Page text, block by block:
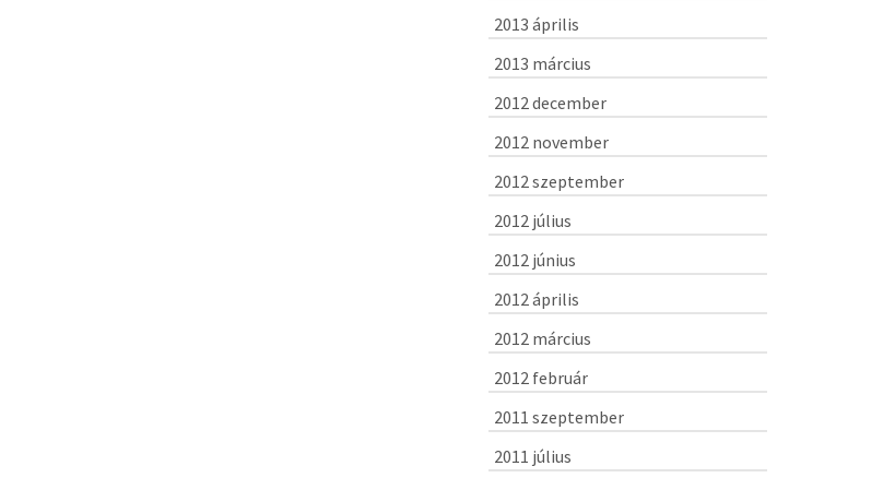
2013 április
2013 március
2012 december
2012 november
2012 szeptember
2012 július
2012 június
2012 április
2012 március
2012 február
2011 szeptember
2011 július